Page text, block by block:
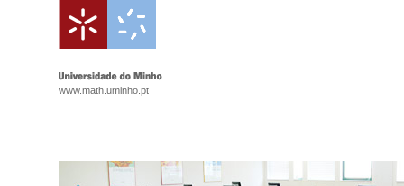
www.math.uminho.pt